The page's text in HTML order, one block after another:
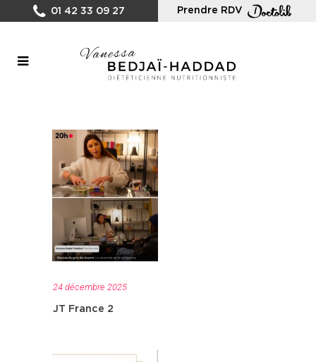
01 42 33 09 27 Prendre RDV
24 décembre 2025
JT France 2